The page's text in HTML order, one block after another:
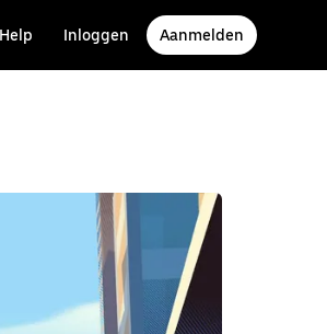
Help Inloggen Aanmelden